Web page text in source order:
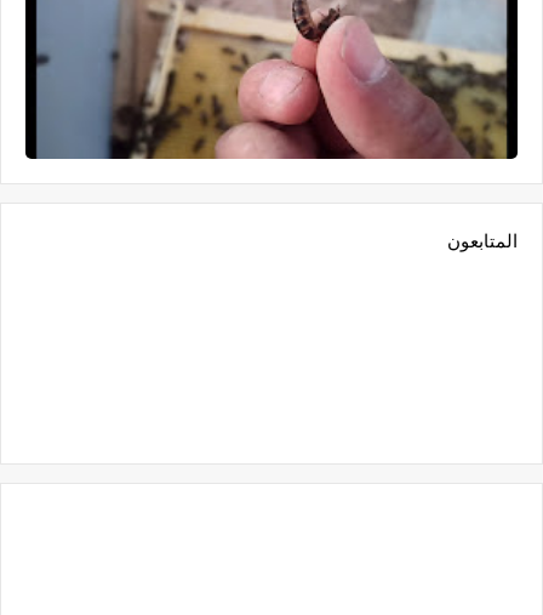
المتابعون